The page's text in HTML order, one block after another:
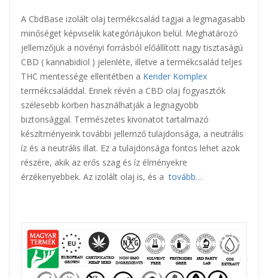
A CbdBase izolált olaj termékcsalád tagjai a legmagasabb
minőséget képviselik kategóriájukon belül. Meghatározó
jellemzőjük a növényi forrásból előállított nagy tisztaságú
CBD ( kannabidiol ) jelenléte, illetve a termékcsalád teljes
THC mentessége ellentétben a Kender Komplex
termékcsaláddal. Ennek révén a CBD olaj fogyasztók
szélesebb körben használhatják a legnagyobb
biztonsággal. Természetes kivonatot tartalmazó
készítményeink további jellemző tulajdonsága, a neutrális
íz és a neutrális illat. Ez a tulajdonsága fontos lehet azok
részére, akik az erős szag és íz élményekre
érzékenyebbek. Az izolált olaj is, és atovább…